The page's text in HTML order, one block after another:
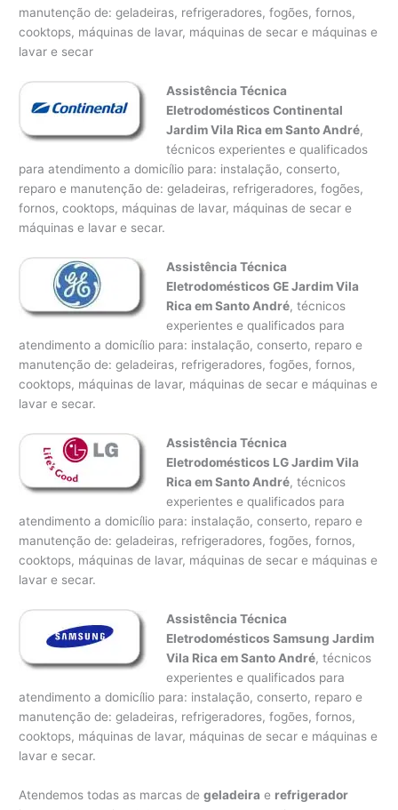
manutenção de: geladeiras, refrigeradores, fogões, fornos,
cooktops, máquinas de lavar, máquinas de secar e máquinas e
lavar e secar
Assistência Técnica
Eletrodomésticos Continental
Jardim Vila Rica em Santo André,
técnicos experientes e qualificados
para atendimento a domicílio para: instalação, conserto,
reparo e manutenção de: geladeiras, refrigeradores, fogões,
fornos, cooktops, máquinas de lavar, máquinas de secar e
máquinas e lavar e secar.
Assistência Técnica
Eletrodomésticos GE Jardim Vila
Rica em Santo André, técnicos
experientes e qualificados para
atendimento a domicílio para: instalação, conserto, reparo e
manutenção de: geladeiras, refrigeradores, fogões, fornos,
cooktops, máquinas de lavar, máquinas de secar e máquinas e
lavar e secar.
Assistência Técnica
Eletrodomésticos LG Jardim Vila
Rica em Santo André, técnicos
experientes e qualificados para
atendimento a domicílio para: instalação, conserto, reparo e
manutenção de: geladeiras, refrigeradores, fogões, fornos,
cooktops, máquinas de lavar, máquinas de secar e máquinas e
lavar e secar.
Assistência Técnica
Eletrodomésticos Samsung Jardim
Vila Rica em Santo André, técnicos
experientes e qualificados para
atendimento a domicílio para: instalação, conserto, reparo e
manutenção de: geladeiras, refrigeradores, fogões, fornos,
cooktops, máquinas de lavar, máquinas de secar e máquinas e
lavar e secar.
Atendemos todas as marcas degeladeira e refrigerador